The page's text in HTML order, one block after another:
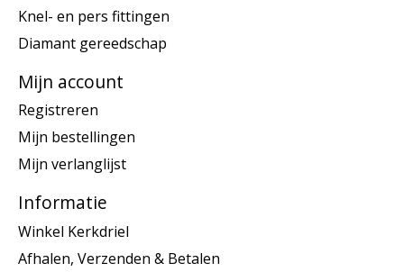
Knel- en pers fittingen
Diamant gereedschap
Mijn account
Registreren
Mijn bestellingen
Mijn verlanglijst
Informatie
Winkel Kerkdriel
Afhalen, Verzenden & Betalen